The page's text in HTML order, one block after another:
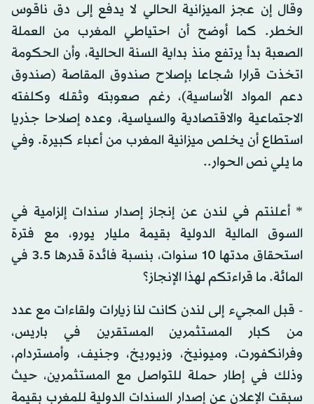
وقال إن عجز الميزانية الحالي لا يدفع إلى دق ناقوس
الخطر. كما أوضح أن احتياطي المغرب من العملة
الصعبة بدأ يرتفع منذ بداية السنة الحالية، وأن الحكومة
اتخذت قرارا شجاعا بإصلاح صندوق المقاصة (صندوق
دعم المواد الأساسية)، رغم صعوبته وثقله وكلفته
الاجتماعية والاقتصادية والسياسية، وعده إصلاحا جذريا
استطاع أن يخلص ميزانية المغرب من أعباء كبيرة. وفي
ما يلي نص الحوار..
* أعلنتم في لندن عن إنجاز إصدار سندات إلزامية في
السوق المالية الدولية بقيمة مليار يورو، مع فترة
استحقاق مدتها 10 سنوات، بنسبة فائدة قدرها 3.5 في
المائة. ما قراءتكم لهذا الإنجاز؟
- قبل المجيء إلى لندن كانت لنا زيارات ولقاءات مع عدد
من كبار المستثمرين المستقرين في باريس،
وفرانكفورت، وميونيخ، وزيوريخ، وجنيف، وأمستردام،
وذلك في إطار حملة للتواصل مع المستثمرين، حيث
سبقت الإعلان عن إصدار السندات الدولية للمغرب بقيمة